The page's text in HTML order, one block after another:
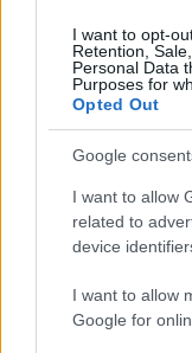
I want to opt-
Retention,
Personal Data
Purposes for
Opted Out
Google
I want to allow
related to
device
I want to allow
Google for
Fan art
borbi